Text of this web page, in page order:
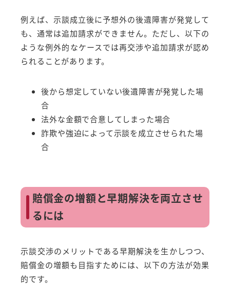
例えば、示談成立後に予想外の後遺障害が発覚して
も、通常は追加請求ができません。ただし、以下の
ような例外的なケースでは再交渉や追加請求が認め
られることがあります。
後から想定していない後遺障害が発覚した場
合
法外な金額で合意してしまった場合
詐欺や強迫によって示談を成立させられた場
合
賠償金の増額と早期解決を両立させ
るには
示談交渉のメリットである早期解決を生かしつつ、
賠償金の増額も目指すためには、以下の方法が効果
的です。